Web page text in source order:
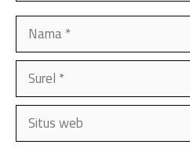
Nama
Surel
Situs